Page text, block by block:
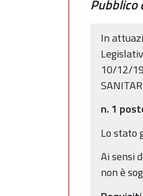
Pubblico
In
10/12/
n. 1
Lo stato
Ai sensi
non è